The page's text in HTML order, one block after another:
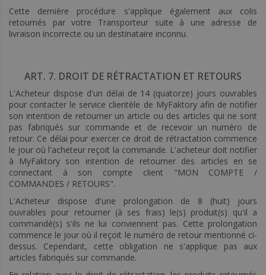
Cette dernière procédure s'applique également aux colis
retournés par votre Transporteur suite à une adresse de
livraison incorrecte ou un destinataire inconnu.
ART. 7. DROIT DE RÉTRACTATION ET RETOURS
L'Acheteur dispose d'un délai de 14 (quatorze) jours ouvrables
pour contacter le service clientèle de MyFaktory afin de notifier
son intention de retourner un article ou des articles qui ne sont
pas fabriqués sur commande et de recevoir un numéro de
retour. Ce délai pour exercer ce droit de rétractation commence
le jour où l'acheteur reçoit la commande. L'acheteur doit notifier
à MyFaktory son intention de retourner des articles en se
connectant à son compte client "MON COMPTE /
COMMANDES / RETOURS".
L'Acheteur dispose d'une prolongation de 8 (huit) jours
ouvrables pour retourner (à ses frais) le(s) produit(s) qu'il a
commandé(s) s'ils ne lui conviennent pas. Cette prolongation
commence le jour où il reçoit le numéro de retour mentionné ci-
dessus. Cependant, cette obligation ne s'applique pas aux
articles fabriqués sur commande.